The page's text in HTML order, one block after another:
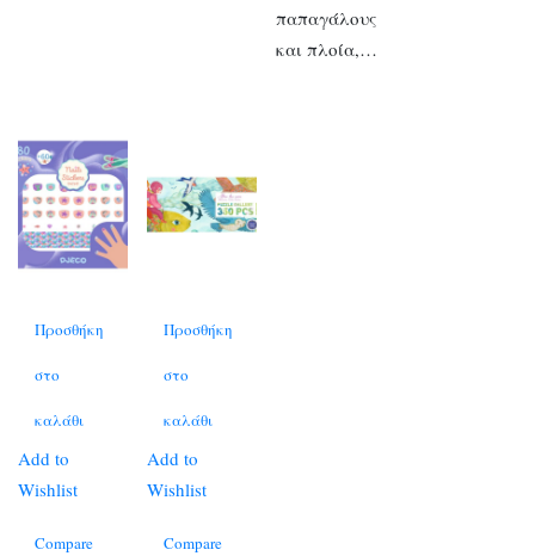
παπαγάλους
και πλοία,…
Προσθήκη
στο
καλάθι
Add to
Wishlist
Compare
Προσθήκη
στο
καλάθι
Add to
Wishlist
Compare